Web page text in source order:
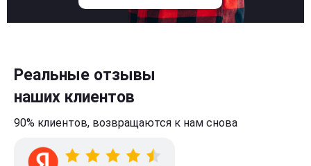
Реальные отзывы
наших клиентов
90% клиентов, возвращаются к нам снова